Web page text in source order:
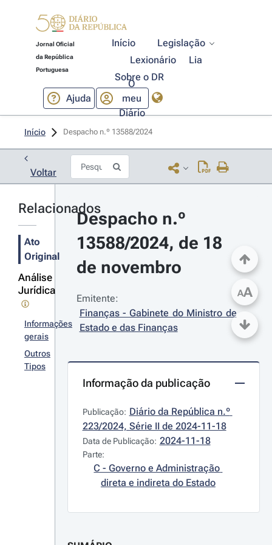
Jornal Oficial
da República
Portuguesa
Início
Legislação
Lexionário
Lia
Sobre o DR
Ajuda
O
meu
Diário
Início Despacho n.º 13588/2024
Voltar
Relacionados
Ato
Original
Análise
Jurídica
Informações
gerais
Outros
Tipos
Despacho n.º
13588/2024, de 18
de novembro
Emitente:
Finanças - Gabinete do Ministro de
Estado e das Finanças
Informação da publicação
Publicação: Diário da República n.º
223/2024, Série II de 2024-11-18
Data de Publicação: 2024-11-18
Parte:
C - Governo e Administração
direta e indireta do Estado
AA